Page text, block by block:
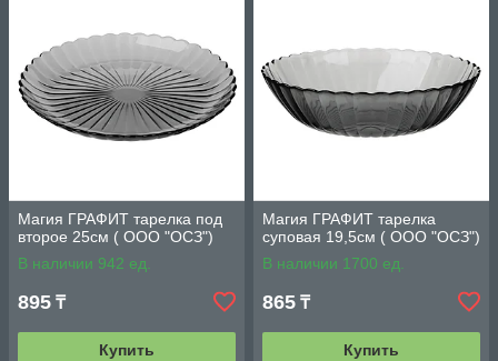
Магия ГРАФИТ тарелка под
второе 25см ( ООО "ОСЗ")
В наличии 942 ед.
895 ₸
Купить
Магия ГРАФИТ тарелка
суповая 19,5см ( ООО "ОСЗ")
В наличии 1700 ед.
865 ₸
Купить